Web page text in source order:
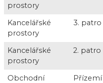
prostory
Kancelářské
prostory
3. patro
Kancelářské
prostory
2. patro
Obchodní
Přízemí